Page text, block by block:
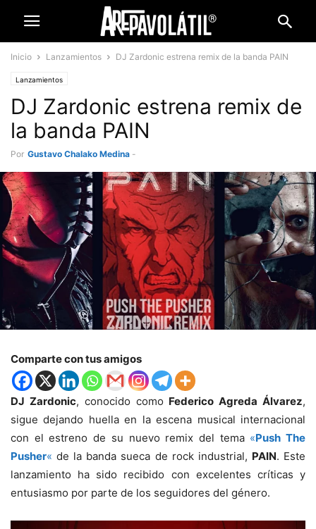
Inicio Lanzamientos DJ Zardonic estrena remix de la banda PAIN
Lanzamientos
DJ Zardonic estrena remix de
la banda PAIN
Por Gustavo Chalako Medina -
Comparte con tus amigos
DJ Zardonic, conocido como Federico Agreda Álvarez,
sigue dejando huella en la escena musical internacional
con el estreno de su nuevo remix del tema «Push The
Pusher« de la banda sueca de rock industrial, PAIN. Este
lanzamiento ha sido recibido con excelentes críticas y
entusiasmo por parte de los seguidores del género.